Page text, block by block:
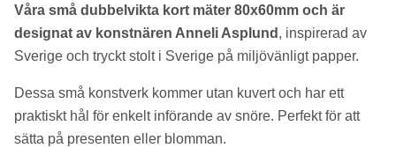
Våra små dubbelvikta kort mäter 80x60mm och är
designat av konstnären Anneli Asplund , inspirerad av
Sverige och tryckt stolt i Sverige på miljövänligt papper.
Dessa små konstverk kommer utan kuvert och har ett
praktiskt hål för enkelt införande av snöre. Perfekt för att
sätta på presenten eller blomman.